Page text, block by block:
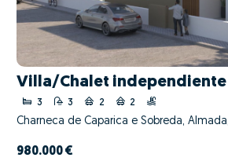
Villa/Chalet independiente
3 3 2 2
Charneca de Caparica e Sobreda,
980.000 €